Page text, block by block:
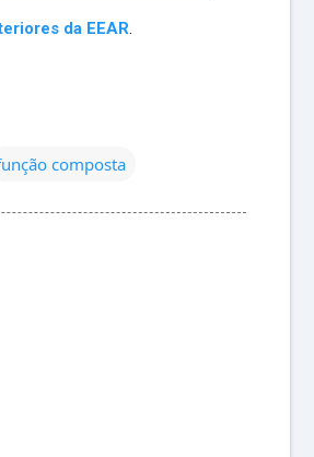
da EEAR.
composta